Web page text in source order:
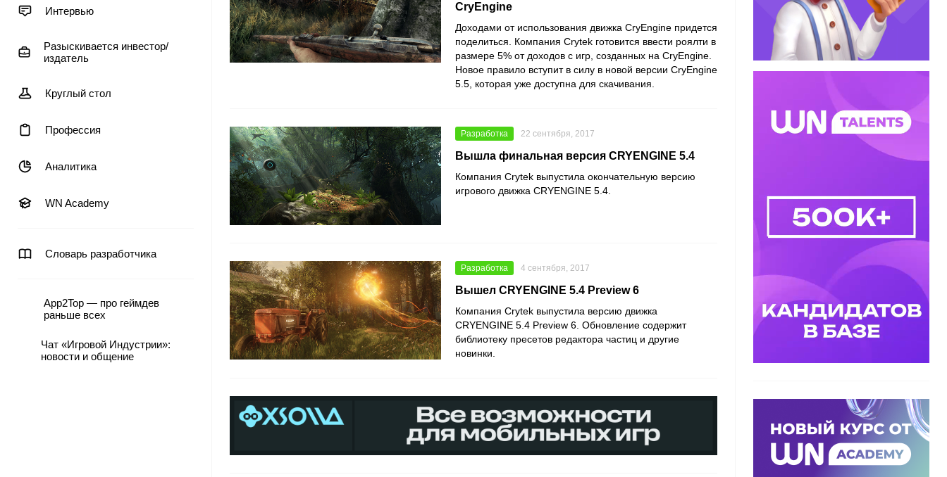
Интервью
Разыскивается инвестор/
издатель
Круглый стол
Профессия
Аналитика
WN Academy
Словарь разработчика
App2Top — про геймдев
раньше всех
Чат «Игровой Индустрии»:
новости и общение
CryEngine
Доходами от использования движка CryEngine придется
поделиться. Компания Crytek готовится ввести роялти в
размере 5% от доходов с игр, созданных на CryEngine.
Новое правило вступит в силу в новой версии CryEngine
5.5, которая уже доступна для скачивания.
Разработка 22 сентября, 2017
Вышла финальная версия CRYENGINE 5.4
Компания Crytek выпустила окончательную версию
игрового движка CRYENGINE 5.4.
Разработка 4 сентября, 2017
Вышел CRYENGINE 5.4 Preview 6
Компания Crytek выпустила версию движка
CRYENGINE 5.4 Preview 6. Обновление содержит
библиотеку пресетов редактора частиц и другие
новинки.